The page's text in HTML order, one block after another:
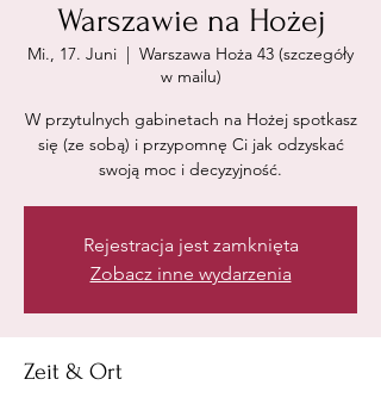
Warszawie na Hożej
Mi., 17. Juni
  |
Warszawa Hoża 43 (szczegóły
w mailu)
W przytulnych gabinetach na Hożej spotkasz
się (ze sobą) i przypomnę Ci jak odzyskać
swoją moc i decyzyjność.
Rejestracja jest zamknięta
Zobacz inne wydarzenia
Zeit & Ort